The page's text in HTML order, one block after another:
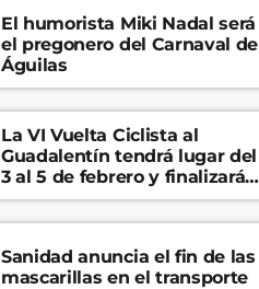
El humorista Miki Nadal será
el pregonero del Carnaval de
Águilas
La VI Vuelta Ciclista al
Guadalentín tendrá lugar del
3 al 5 de febrero y finalizará
en el Castillo de Lorca
Sanidad anuncia el fin de las
mascarillas en el transporte